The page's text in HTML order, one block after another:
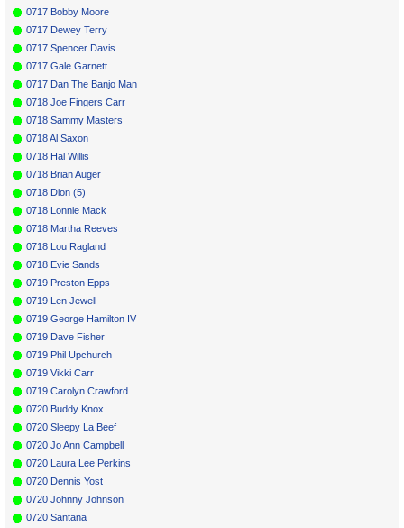
0717 Bobby Moore
0717 Dewey Terry
0717 Spencer Davis
0717 Gale Garnett
0717 Dan The Banjo Man
0718 Joe Fingers Carr
0718 Sammy Masters
0718 Al Saxon
0718 Hal Willis
0718 Brian Auger
0718 Dion (5)
0718 Lonnie Mack
0718 Martha Reeves
0718 Lou Ragland
0718 Evie Sands
0719 Preston Epps
0719 Len Jewell
0719 George Hamilton IV
0719 Dave Fisher
0719 Phil Upchurch
0719 Vikki Carr
0719 Carolyn Crawford
0720 Buddy Knox
0720 Sleepy La Beef
0720 Jo Ann Campbell
0720 Laura Lee Perkins
0720 Dennis Yost
0720 Johnny Johnson
0720 Santana